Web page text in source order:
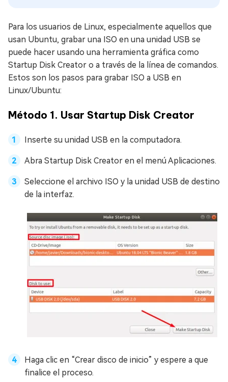
Para los usuarios de Linux, especialmente aquellos que
usan Ubuntu, grabar una ISO en una unidad USB se
puede hacer usando una herramienta gráfica como
Startup Disk Creator o a través de la línea de comandos.
Estos son los pasos para grabar ISO a USB en
Linux/Ubuntu:
Método 1. Usar Startup Disk Creator
Inserte su unidad USB en la computadora.
Abra Startup Disk Creator en el menú Aplicaciones.
Seleccione el archivo ISO y la unidad USB de destino
de la interfaz.
Haga clic en “Crear disco de inicio” y espere a que
finalice el proceso.